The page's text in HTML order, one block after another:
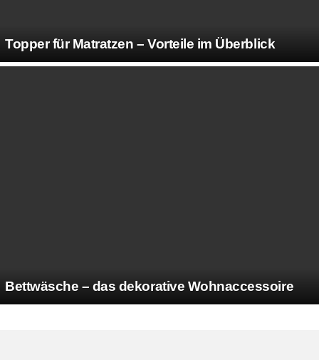
Topper für Matratzen – Vorteile im Überblick
Bettwäsche – das dekorative Wohnaccessoire